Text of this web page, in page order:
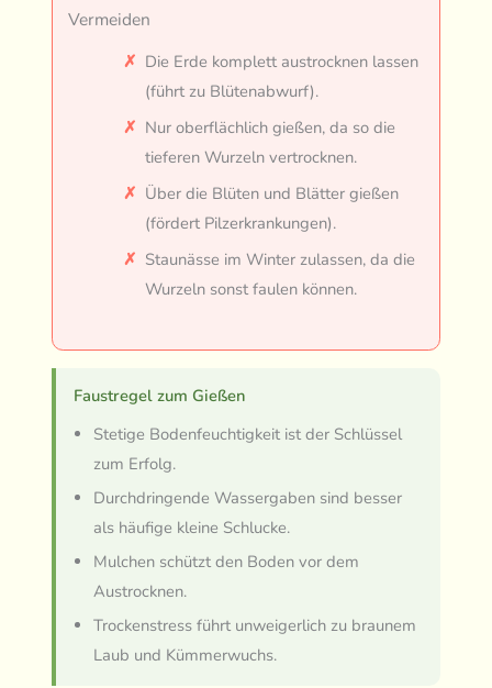
Vermeiden
Die Erde komplett austrocknen lassen
(führt zu Blütenabwurf).
Nur oberflächlich gießen, da so die
tieferen Wurzeln vertrocknen.
Über die Blüten und Blätter gießen
(fördert Pilzerkrankungen).
Staunässe im Winter zulassen, da die
Wurzeln sonst faulen können.
Faustregel zum Gießen
Stetige Bodenfeuchtigkeit ist der Schlüssel
zum Erfolg.
Durchdringende Wassergaben sind besser
als häufige kleine Schlucke.
Mulchen schützt den Boden vor dem
Austrocknen.
Trockenstress führt unweigerlich zu braunem
Laub und Kümmerwuchs.